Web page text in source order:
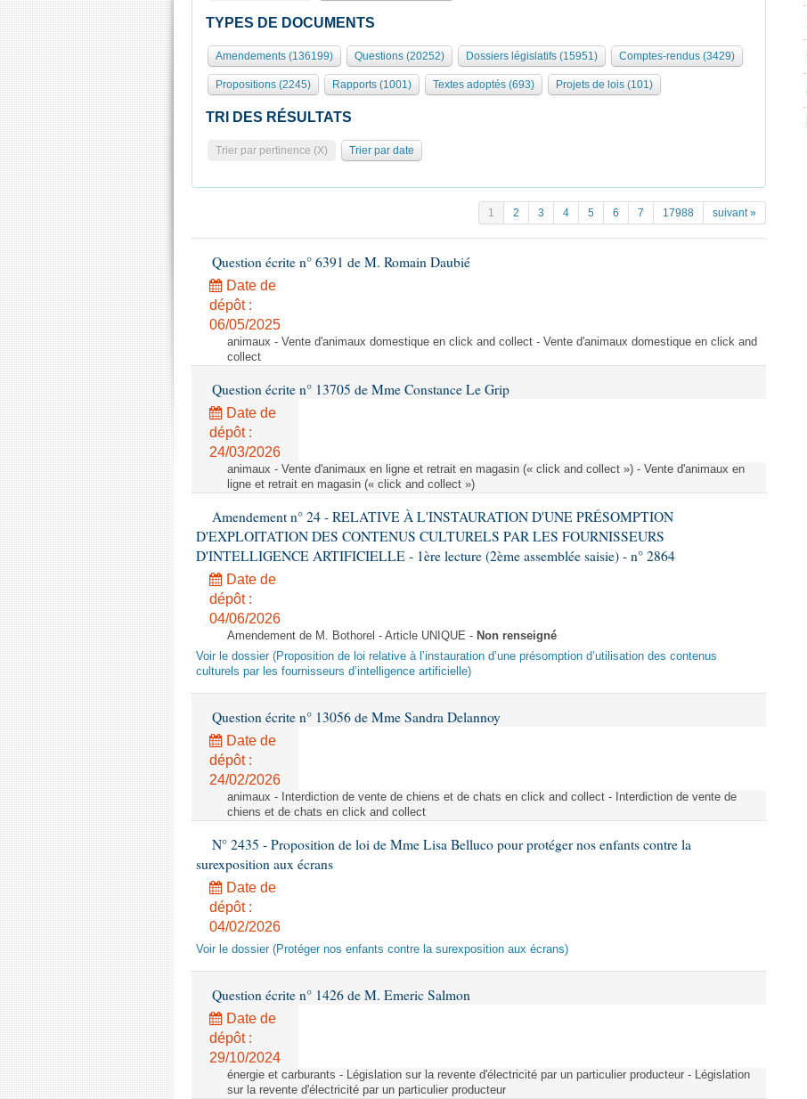
TYPES DE DOCUMENTS
Amendements (136199) Questions (20252) Dossiers législatifs (15951) Comptes-rendus (3429)
Propositions (2245) Rapports (1001) Textes adoptés (693) Projets de lois (101)
TRI DES RÉSULTATS
Trier par pertinence (X) Trier par date
1 2 3 4 5 6 7 17988 suivant »
Question écrite n° 6391 de M. Romain Daubié
Date de
dépôt :
06/05/2025
animaux - Vente d'animaux domestique en click and collect - Vente d'animaux domestique en click and
collect
Question écrite n° 13705 de Mme Constance Le Grip
Date de
dépôt :
24/03/2026
animaux - Vente d'animaux en ligne et retrait en magasin (« click and collect ») - Vente d'animaux en
ligne et retrait en magasin (« click and collect »)
Amendement n° 24 - RELATIVE À L'INSTAURATION D'UNE PRÉSOMPTION
D'EXPLOITATION DES CONTENUS CULTURELS PAR LES FOURNISSEURS
D'INTELLIGENCE ARTIFICIELLE - 1ère lecture (2ème assemblée saisie) - n° 2864
Date de
dépôt :
04/06/2026
Amendement de M. Bothorel - Article UNIQUE - Non renseigné
Voir le dossier (Proposition de loi relative à l’instauration d’une présomption d’utilisation des contenus
culturels par les fournisseurs d’intelligence artificielle)
Question écrite n° 13056 de Mme Sandra Delannoy
Date de
dépôt :
24/02/2026
animaux - Interdiction de vente de chiens et de chats en click and collect - Interdiction de vente de
chiens et de chats en click and collect
N° 2435 - Proposition de loi de Mme Lisa Belluco pour protéger nos enfants contre la
surexposition aux écrans
Date de
dépôt :
04/02/2026
Voir le dossier (Protéger nos enfants contre la surexposition aux écrans)
Question écrite n° 1426 de M. Emeric Salmon
Date de
dépôt :
29/10/2024
énergie et carburants - Législation sur la revente d'électricité par un particulier producteur - Législation
sur la revente d'électricité par un particulier producteur